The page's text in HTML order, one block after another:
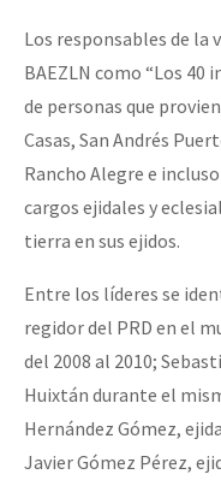
Los responsables de la
BAEZLN como “Los 40
de personas que
Casas, San Andrés
Rancho Alegre e
cargos ejidales y
tierra en sus ejidos.
Entre los líderes se
regidor del PRD en el
del 2008 al 2010;
Huixtán durante el
Hernández Gómez,
Javier Gómez Pérez,